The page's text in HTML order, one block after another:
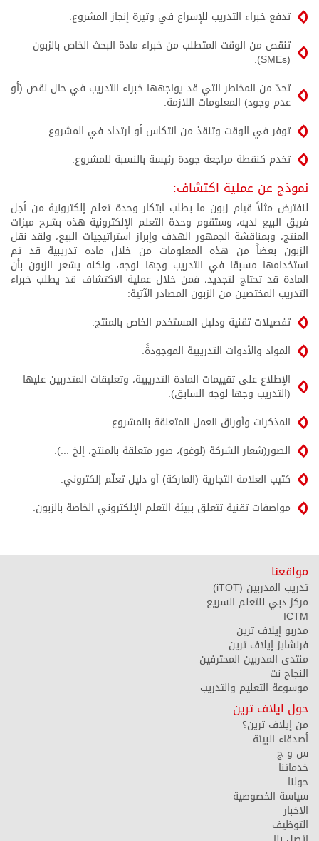
تدفع خبراء التدريب للإسراع في وتيرة إنجاز المشروع.
تنقص من الوقت المتطلب من خبراء مادة البحث الخاص بالزبون
(SMEs).
تحدّ من المخاطر التي قد يواجهها خبراء التدريب في حال نقص (أو
عدم وجود) المعلومات اللازمة.
توفر في الوقت وتنقذ من انتكاس أو ارتداد في المشروع.
تخدم كنقطة مراجعة جودة رئيسة بالنسبة للمشروع.
نموذج عن عملية اكتشاف:
لنفترض مثلاً قيام زبون ما بطلب ابتكار وحدة تعلم إلكترونية من أجل
فريق البيع لديه، وستقوم وحدة التعلم الإلكترونية هذه بشرح ميزات
المنتج، وبمناقشة الجمهور الهدف وإبراز استراتيجيات البيع، ولقد نقل
الزبون بعضاً من هذه المعلومات من خلال ماده تدريبية قد تم
استخدامها مسبقا في التدريب وجها لوجه، ولكنه يشعر الزبون بأن
المادة قد تحتاج لتجديد، فمن خلال عملية الاكتشاف قد يطلب خبراء
التدريب المختصين من الزبون المصادر الآتية:
تفصيلات تقنية ودليل المستخدم الخاص بالمنتج.
المواد والأدوات التدريبية الموجودةً.
الإطلاع على تقييمات المادة التدريبية، وتعليقات المتدربين عليها
(التدريب وجها لوجه السابق).
المذكرات وأوراق العمل المتعلقة بالمشروع.
الصور(شعار الشركة (لوغو)، صور متعلقة بالمنتج، إلخ ...).
كتيب العلامة التجارية (الماركة) أو دليل تعلّم إلكتروني.
مواصفات تقنية تتعلق ببيئة التعلم الإلكتروني الخاصة بالزبون.
مواقعنا
تدريب المدربين (iTOT)
مركز دبي للتعلم السريع
ICTM
مدربو إيلاف ترين
فرنشايز إيلاف ترين
منتدى المدربين المحترفين
النجاح نت
موسوعة التعليم والتدريب
حول ايلاف ترين
من إيلاف ترين؟
أصدقاء البيئة
س و ج
خدماتنا
حولنا
سياسة الخصوصية
الاخبار
التوظيف